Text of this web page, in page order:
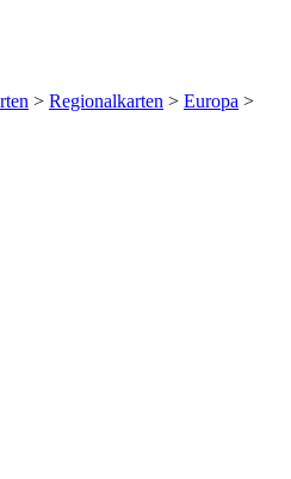
> Regionalkarten > Europa >